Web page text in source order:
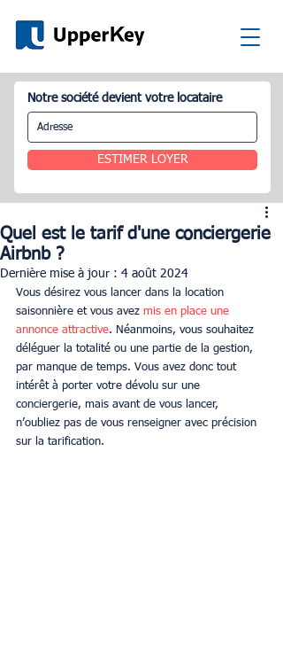
Notre société devient votre locataire
ESTIMER LOYER
Quel est le tarif d'une conciergerie
Airbnb ?
Dernière mise à jour : 4 août 2024
Vous désirez vous lancer dans la location
saisonnière et vous avez mis en place une
annonce attractive. Néanmoins, vous souhaitez
déléguer la totalité ou une partie de la gestion,
par manque de temps. Vous avez donc tout
intérêt à porter votre dévolu sur une
conciergerie, mais avant de vous lancer,
n’oubliez pas de vous renseigner avec précision
sur la tarification.